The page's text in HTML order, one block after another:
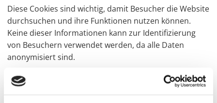
Diese Cookies sind wichtig, damit Besucher die Website
durchsuchen und ihre Funktionen nutzen können.
Keine dieser Informationen kann zur Identifizierung
von Besuchern verwendet werden, da alle Daten
anonymisiert sind.
1.) Sitzung
Zweck: Zum Erinnern an unterschiedliche